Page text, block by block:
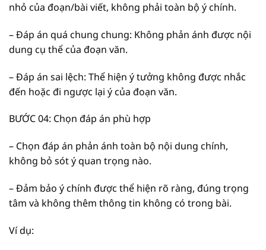
nhỏ của đoạn/bài viết, không phải toàn bộ ý chính.
– Đáp án quá chung chung: Không phản ánh được nội
dung cụ thể của đoạn văn.
– Đáp án sai lệch: Thể hiện ý tưởng không được nhắc
đến hoặc đi ngược lại ý của đoạn văn.
BƯỚC 04: Chọn đáp án phù hợp
– Chọn đáp án phản ánh toàn bộ nội dung chính,
không bỏ sót ý quan trọng nào.
– Đảm bảo ý chính được thể hiện rõ ràng, đúng trọng
tâm và không thêm thông tin không có trong bài.
Ví dụ: